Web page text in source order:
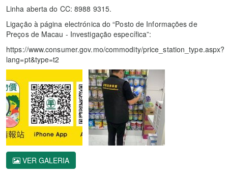
Linha aberta do CC: 8988 9315.
Ligação à página electrónica do “Posto de Informações de
Preços de Macau - Investigação específica”:
https://www.consumer.gov.mo/commodity/price_station_type.aspx?
lang=pt&type=t2
VER GALERIA